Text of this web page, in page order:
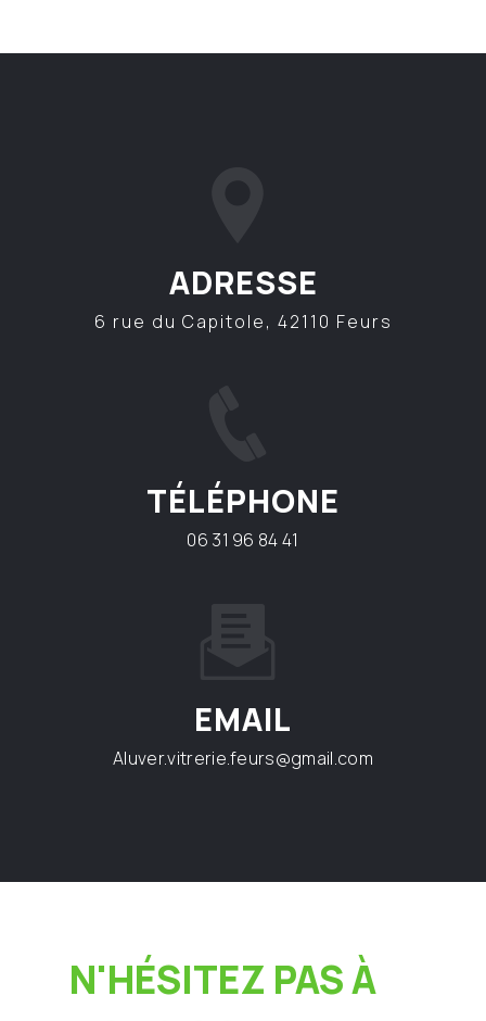
ADRESSE
6 rue du Capitole, 42110 Feurs
TÉLÉPHONE
06 31 96 84 41
EMAIL
aluver.vitrerie.feurs@gmail.com
N'HÉSITEZ PAS À